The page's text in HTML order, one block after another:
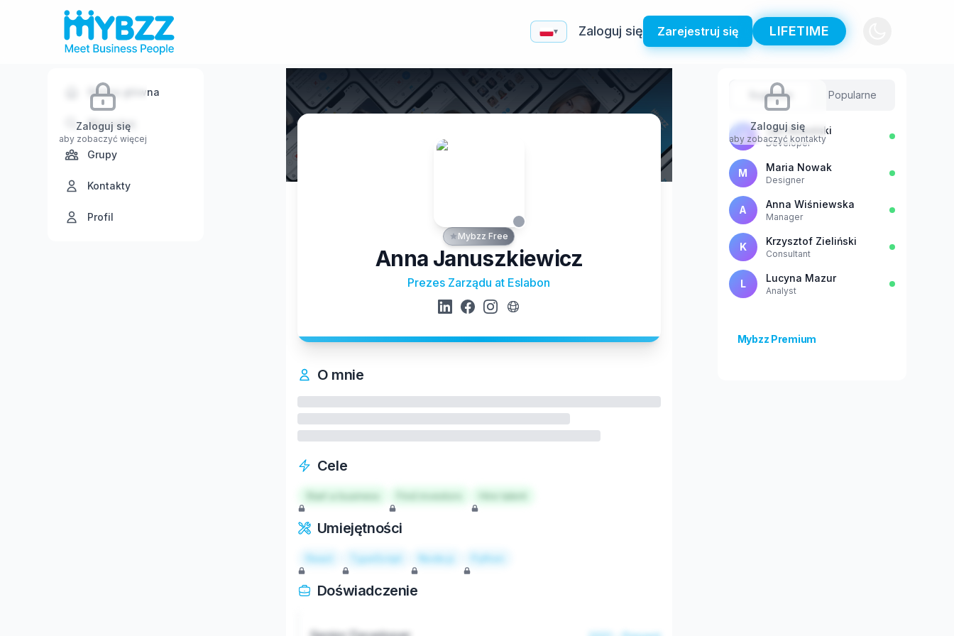
▾ Zaloguj się Zarejestruj się LIFETIME
Zaloguj się
aby zobaczyć więcej
Strona główna
Wyszukaj
Grupy
Kontakty
Profil
Mybzz Free
Anna Januszkiewicz
Prezes Zarządu at Eslabon
O mnie
Cele
Start a business Hire talent
Umiejętności
React TypeScript Node.js Python
Doświadczenie
Zaloguj się
aby zobaczyć kontakty
Sugestie Popularne
J Jan Kowalski
Developer
M Maria Nowak
Designer
A Anna Wiśniewska
Manager
K Krzysztof Zieliński
Consultant
L Lucyna Mazur
Analyst
Mybzz Premium